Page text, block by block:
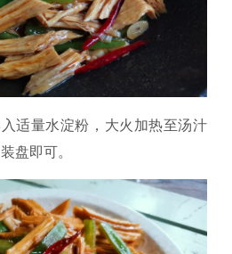
适量水淀粉，大火加热至汤汁
盘即可。